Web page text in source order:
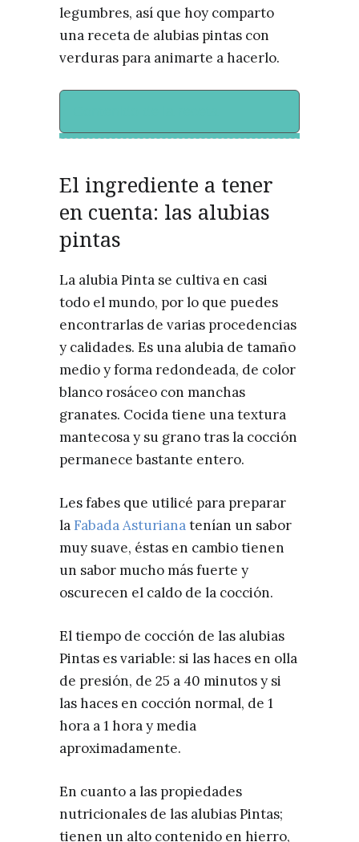
legumbres, así que hoy comparto
una receta de alubias pintas con
verduras para animarte a hacerlo.
El ingrediente a tener
en cuenta: las alubias
pintas
La alubia Pinta se cultiva en casi
todo el mundo, por lo que puedes
encontrarlas de varias procedencias
y calidades. Es una alubia de tamaño
medio y forma redondeada, de color
blanco rosáceo con manchas
granates. Cocida tiene una textura
mantecosa y su grano tras la cocción
permanece bastante entero.
Les fabes que utilicé para preparar
la Fabada Asturianatenían un sabor
muy suave, éstas en cambio tienen
un sabor mucho más fuerte y
oscurecen el caldo de la cocción.
El tiempo de cocción de las alubias
Pintas es variable: si las haces en olla
de presión, de 25 a 40 minutos y si
las haces en cocción normal, de 1
hora a 1 hora y media
aproximadamente.
En cuanto a las propiedades
nutricionales de las alubias Pintas;
tienen un alto contenido en hierro,